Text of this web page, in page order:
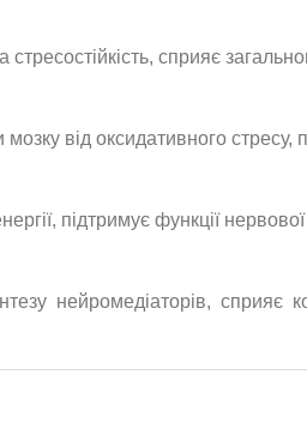
сприяє
від оксидативного стресу,
підтримує функції
нейромедіаторів, сприяє